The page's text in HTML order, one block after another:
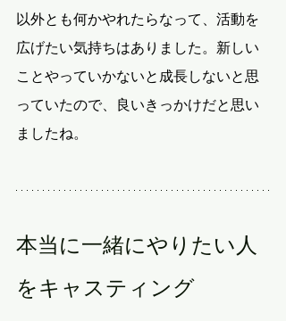
以外とも何かやれたらなって、活動を
広げたい気持ちはありました。新しい
ことやっていかないと成長しないと思
っていたので、良いきっかけだと思い
ましたね。
本当に一緒にやりたい人
をキャスティング